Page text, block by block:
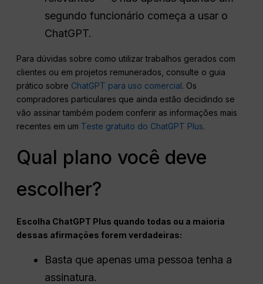
segundo funcionário começa a usar o
ChatGPT.
Para dúvidas sobre como utilizar trabalhos gerados com
clientes ou em projetos remunerados, consulte o guia
prático sobre ChatGPT para uso comercial. Os
compradores particulares que ainda estão decidindo se
vão assinar também podem conferir as informações mais
recentes em um Teste gratuito do ChatGPT Plus.
Qual plano você deve
escolher?
Escolha ChatGPT Plus quando todas ou a maioria
dessas afirmações forem verdadeiras:
Basta que apenas uma pessoa tenha a
assinatura.